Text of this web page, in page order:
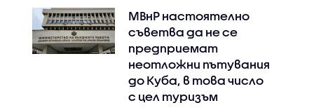
МВнР настоятелно
съветва да не се
предприемат
неотложни пътувания
до Куба, в това число
с цел туризъм